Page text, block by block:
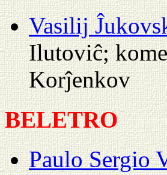
Vasilij
Ilutoviĉ;
Korĵenkov
BELETRO
Paulo Sergio